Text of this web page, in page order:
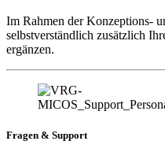
Im Rahmen der Konzeptions-
selbstverständlich zusätzlich
ergänzen.
Fragen & Support